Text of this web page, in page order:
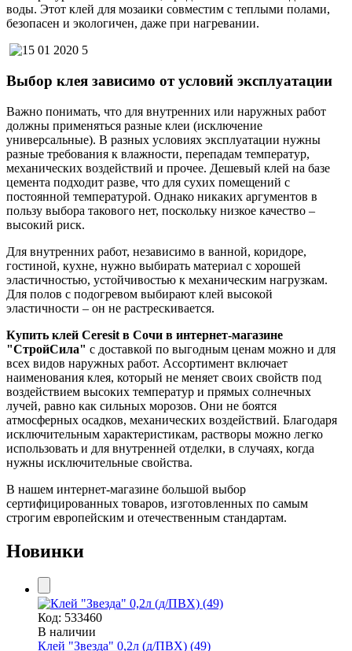
воды. Этот клей для мозаики совместим с теплыми полами,
безопасен и экологичен, даже при нагревании.
Выбор клея зависимо от условий эксплуатации
Важно понимать, что для внутренних или наружных работ
должны применяться разные клеи (исключение
универсальные). В разных условиях эксплуатации нужны
разные требования к влажности, перепадам температур,
механических воздействий и прочее. Дешевый клей на базе
цемента подходит разве, что для сухих помещений с
постоянной температурой. Однако никаких аргументов в
пользу выбора такового нет, поскольку низкое качество –
высокий риск.
Для внутренних работ, независимо в ванной, коридоре,
гостиной, кухне, нужно выбирать материал с хорошей
эластичностью, устойчивостью к механическим нагрузкам.
Для полов с подогревом выбирают клей высокой
эластичности – он не растрескивается.
Купить клей Ceresit в Сочи в интернет-магазине
"СтройСила" с доставкой по выгодным ценам можно и для
всех видов наружных работ. Ассортимент включает
наименования клея, который не меняет своих свойств под
воздействием высоких температур и прямых солнечных
лучей, равно как сильных морозов. Они не боятся
атмосферных осадков, механических воздействий. Благодаря
исключительным характеристикам, растворы можно легко
использовать и для внутренней отделки, в случаях, когда
нужны исключительные свойства.
В нашем интернет-магазине большой выбор
сертифицированных товаров, изготовленных по самым
строгим европейским и отечественным стандартам.
Новинки
Код: 533460
В наличии
Клей "Звезда" 0,2л (д/ПВХ) (49)